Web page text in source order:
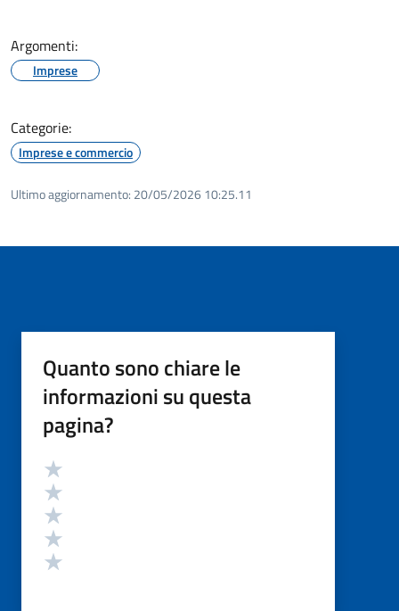
Argomenti:
Imprese
Categorie:
Imprese e commercio
Ultimo aggiornamento: 20/05/2026 10:25.11
Quanto sono chiare le
informazioni su questa
pagina?
Valutazione